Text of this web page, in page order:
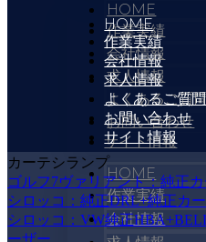
HOME
作業実績
会社情報
求人情報
よくあるご質問
お問い合わせ
サイト情報
HOME
作業実績
会社情報
求人情報
よくあるご質問
お問い合わせ
サイト情報
HOME
作業実績
会社情報
カーテシランプ
ゴルフ7ヴァリアント：純正
シロッコ：純正DRL+純正カ
シロッコ：VW純正
ーザー。